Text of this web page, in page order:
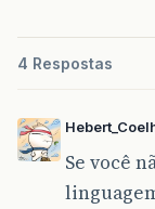
4 Respostas
Se você